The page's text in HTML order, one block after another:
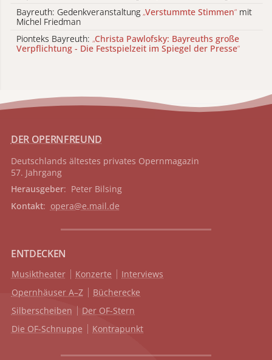
Bayreuth: Gedenkveranstaltung „Verstummte Stimmen“ mit
Michel Friedman
Pionteks Bayreuth: „Christa Pawlofsky: Bayreuths große
Verpflichtung - Die Festspielzeit im Spiegel der Presse“
DER OPERNFREUND
Deutschlands ältestes privates Opernmagazin
57. Jahrgang
Herausgeber: Peter Bilsing
Kontakt: opera@e.mail.de
ENTDECKEN
Musiktheater Konzerte
Interviews
Opernhäuser A–Z
Bücherecke
Silberscheiben
Der OF-Stern
Die OF-Schnuppe
Kontrapunkt